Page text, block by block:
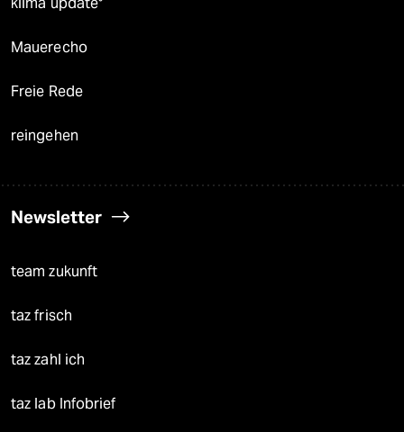
Mauerecho
Freie Rede
reingehen
Newsletter
team zukunft
taz frisch
taz zahl ich
taz lab Infobrief